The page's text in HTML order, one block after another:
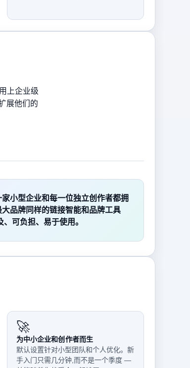
上企业级
展他们的
家小型企业和每一位独立创作者都拥
大品牌同样的链接智能和品牌工具
可负担、易于使用。
🚀
为中小企业和创作者而生
默认设置针对小型团队和个人优化。新
手入门只需几分钟,而不是一个季度 —